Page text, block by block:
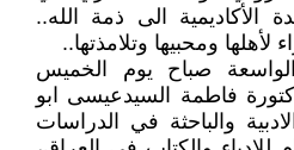
الأكاديمية الى ذمة الله..
ومحبيها وتلامذتها..
صباح يوم الخميس
الدكتورة فاطمة السيدعيسى ابو
والباحثة في الدراسات